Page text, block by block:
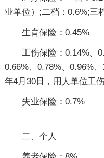
业单位）;二档：0.6%;三
生育保险：0.45%
工伤保险：0.14%、
0.66%、0.78%、0.96%
年4月30日，用人单位工
失业保险：0.7%
二、个人